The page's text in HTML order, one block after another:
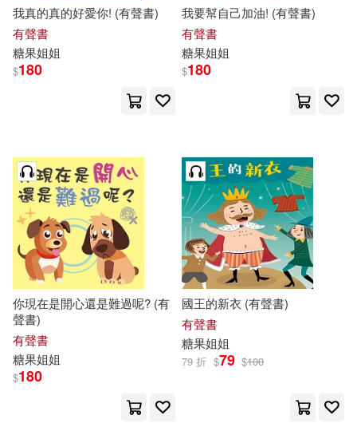
我真的真的好愛你! (有聲書)
有聲書
糖果姐姐
$180
我要幫自己加油! (有聲書)
有聲書
糖果姐姐
$180
你現在是開心還是難過呢? (有
聲書)
有聲書
糖果姐姐
$180
國王的新衣 (有聲書)
有聲書
糖果姐姐
79 折 $79 $100